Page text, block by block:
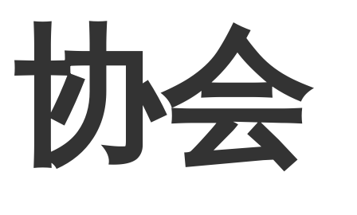
协会